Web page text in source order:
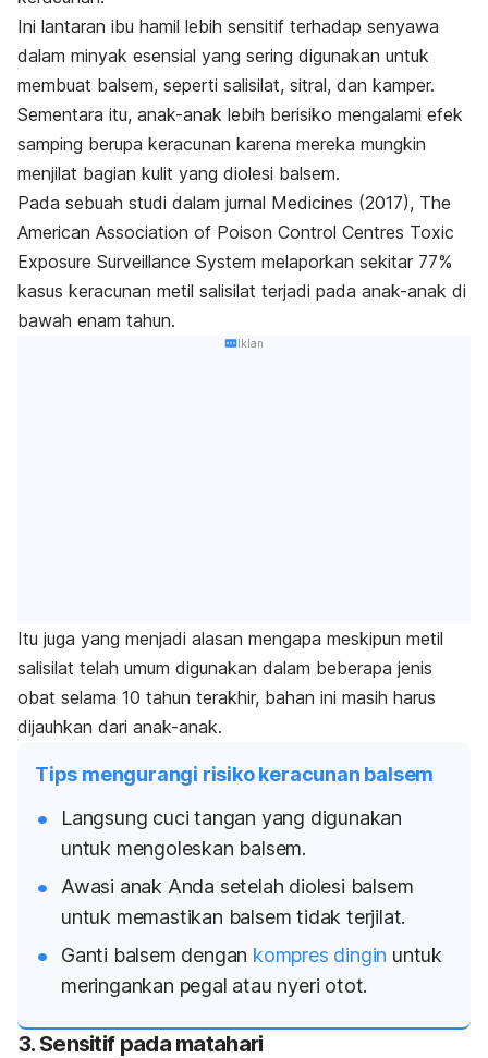
Ini lantaran ibu hamil lebih sensitif terhadap senyawa
dalam minyak esensial yang sering digunakan untuk
membuat balsem, seperti salisilat, sitral, dan kamper.
Sementara itu, anak-anak lebih berisiko mengalami efek
samping berupa keracunan karena mereka mungkin
menjilat bagian kulit yang diolesi balsem.
Pada sebuah studi dalam jurnal Medicines (2017), The
American Association of Poison Control Centres Toxic
Exposure Surveillance System melaporkan sekitar 77%
kasus keracunan metil salisilat terjadi pada anak-anak di
bawah enam tahun.
Iklan
Itu juga yang menjadi alasan mengapa meskipun metil
salisilat telah umum digunakan dalam beberapa jenis
obat selama 10 tahun terakhir, bahan ini masih harus
dijauhkan dari anak-anak.
Tips mengurangi risiko keracunan balsem
Langsung cuci tangan yang digunakan
untuk mengoleskan balsem.
Awasi anak Anda setelah diolesi balsem
untuk memastikan balsem tidak terjilat.
Ganti balsem dengan kompres dingin untuk
meringankan pegal atau nyeri otot.
3. Sensitif pada matahari